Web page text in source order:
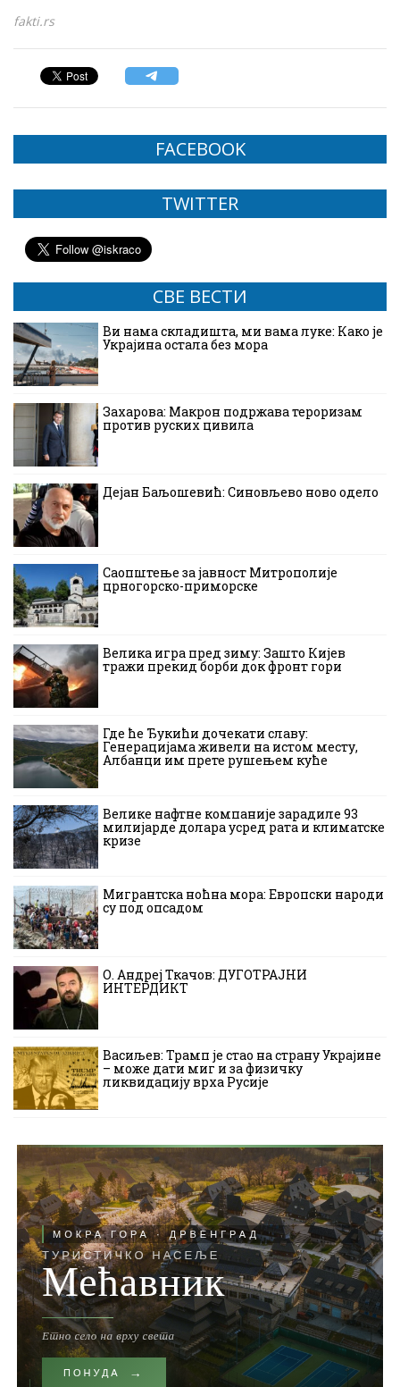
fakti.rs
FACEBOOK
TWITTER
СВЕ ВЕСТИ
Ви нама складишта, ми вама луке: Како је
Украјина остала без мора
Захарова: Макрон подржава тероризам
против руских цивила
Дејан Баљошевић: Синовљево ново одело
Саопштење за јавност Митрополије
црногорско-приморске
Велика игра пред зиму: Зашто Кијев
тражи прекид борби док фронт гори
Где ће Ђукићи дочекати славу:
Генерацијама живели на истом месту,
Албанци им прете рушењем куће
Велике нафтне компаније зарадиле 93
милијарде долара усред рата и климатске
кризе
Мигрантска ноћна мора: Европски народи
су под опсадом
О. Андреј Ткачов: ДУГОТРАЈНИ
ИНТЕРДИКТ
Васиљев: Трамп је стао на страну Украјине
– може дати миг и за физичку
ликвидацију врха Русије